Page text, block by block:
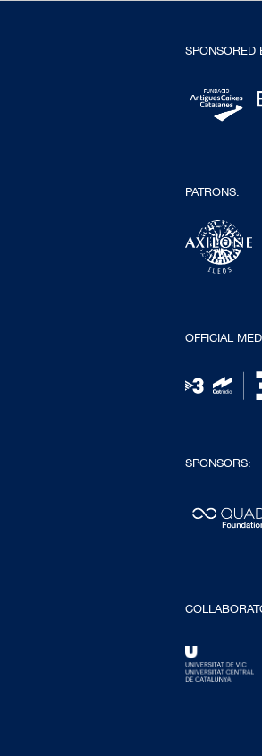
SPONSORED
PATRONS:
OFFICIAL
SPONSORS: